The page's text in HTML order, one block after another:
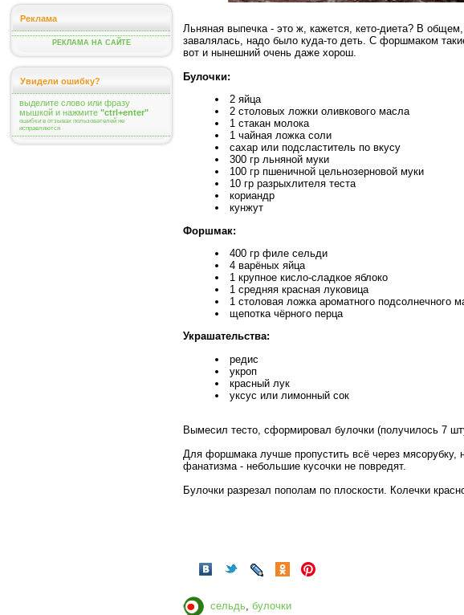
Реклама
РЕКЛАМА НА САЙТЕ
Увидели ошибку?
выделите слово или фразу
мышкой и нажмите "ctrl+enter"
ошибки в отзывах пользователей не
исправляются
Льняная выпечка - это ж, кажется, кето-диета? В
завалялась, надо было куда-то деть. С форшмаком
вот и нынешний очень даже хорош.
Булочки:
2 яйца
2 столовых ложки оливкового масла
1 стакан молока
1 чайная ложка соли
сахар или подсластитель по вкусу
300 гр льняной муки
100 гр пшеничной цельнозерновой муки
10 гр разрыхлителя теста
кориандр
кунжут
Форшмак:
400 гр филе сельди
4 варёных яйца
1 крупное кисло-сладкое яблоко
1 средняя красная луковица
1 столовая ложка ароматного подсолнечного
щепотка чёрного перца
Украшательства:
редис
укроп
красный лук
уксус или лимонный сок
Вымесил тесто, сформировал булочки (получилось 7
Для форшмака лучше пропустить всё через мясорубку,
фанатизма - небольшие кусочки не повредят.
Булочки разрезал пополам по плоскости. Колечки
сельдь булочки